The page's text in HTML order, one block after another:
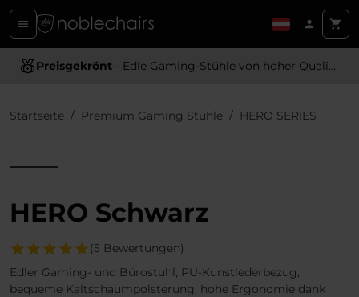
Ergonomisches Design- Bietet optimale Unterstützung und Komfort
Startseite Premium Gaming Stühle HERO SERIES
HERO Schwarz
(5 Bewertungen)
Edler Gaming- und Bürostuhl, PU-Kunstlederbezug,
bequeme Kaltschaumpolsterung, hohe Ergonomie dank